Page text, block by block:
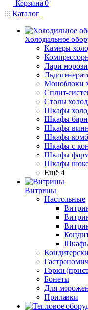
Корзина 0
Каталог
Холодильное
Камеры
Лари
Моноблоки
Сплит-
Столы
Шкафы
Шкафы
Шкафы
Шкафы
Шкафы с
Шкафы
Шкафы
Ещё 4
Витрины
Настольные
Горки
Бонеты
Для
Прилавки